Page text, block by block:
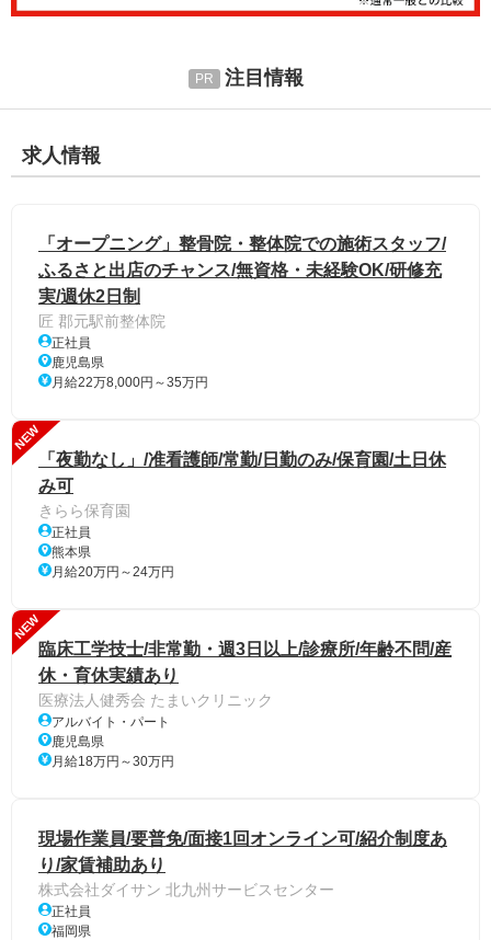
注目情報
求人情報
「オープニング」整骨院・整体院での施術スタッフ/
ふるさと出店のチャンス/無資格・未経験OK/研修充
実/週休2日制
匠 郡元駅前整体院
正社員
鹿児島県
月給22万8,000円～35万円
NEW
「夜勤なし」/准看護師/常勤/日勤のみ/保育園/土日休
み可
きらら保育園
正社員
熊本県
月給20万円～24万円
NEW
臨床工学技士/非常勤・週3日以上/診療所/年齢不問/産
休・育休実績あり
医療法人健秀会 たまいクリニック
アルバイト・パート
鹿児島県
月給18万円～30万円
現場作業員/要普免/面接1回オンライン可/紹介制度あ
り/家賃補助あり
株式会社ダイサン 北九州サービスセンター
正社員
福岡県